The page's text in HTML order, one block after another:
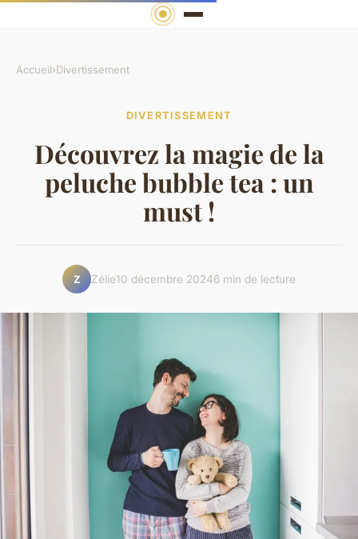
Accueil›Divertissement
DIVERTISSEMENT
Découvrez la magie de la
peluche bubble tea : un
must !
Z Zélie10 décembre 20246 min de lecture